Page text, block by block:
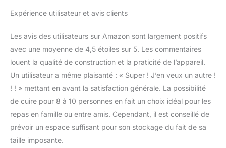
d'enfant. Le pare-graisse
jus/graisse amovibles
facilitent l'entretien
Design et sécurité :
boutons thermostat
finition chrome allient
élégance et
fonctionnalité. Les
pieds antidérapants
Expérience utilisateur et avis clients
Les avis des utilisateurs sur Amazon sont largement positifs
avec une moyenne de 4,5 étoiles sur 5. Les commentaires
louent la qualité de construction et la praticité de l’appareil.
Un utilisateur a même plaisanté : « Super ! J’en veux un autre !
! ! » mettant en avant la satisfaction générale. La possibilité
de cuire pour 8 à 10 personnes en fait un choix idéal pour les
repas en famille ou entre amis. Cependant, il est conseillé de
prévoir un espace suffisant pour son stockage du fait de sa
taille imposante.